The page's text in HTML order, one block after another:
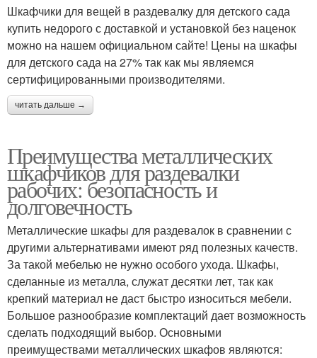
Шкафчики для вещей в раздевалку для детского сада
купить недорого с доставкой и установкой без наценок
можно на нашем официальном сайте! Цены на шкафы
для детского сада на 27% так как мы являемся
сертифицированными производителями.
читать дальше →
Преимущества металлических
шкафчиков для раздевалки
рабочих: безопасность и
долговечность
Металлические шкафы для раздевалок в сравнении с
другими альтернативами имеют ряд полезных качеств.
За такой мебелью не нужно особого ухода. Шкафы,
сделанные из металла, служат десятки лет, так как
крепкий материал не даст быстро износиться мебели.
Большое разнообразие комплектаций дает возможность
сделать подходящий выбор. Основными
преимуществами металлических шкафов являются: